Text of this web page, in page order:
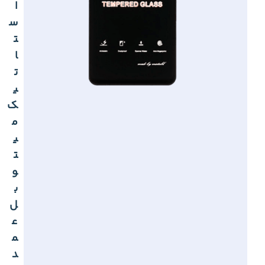
ا
س
ت
ا
ت
ی
ک
م
ی
ت
و
ب
ل
ع
م
د